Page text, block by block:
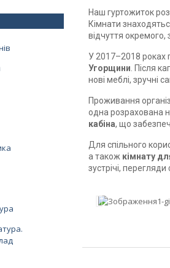
Наш гуртожиток
Кімнати
відчуття окремого,
У 2017–2018 роках
Угорщини . Після
нові меблі, зручні
Проживання
одна розрахована
кабіна, що
Для спільного
а також кімнату
зустрічі,